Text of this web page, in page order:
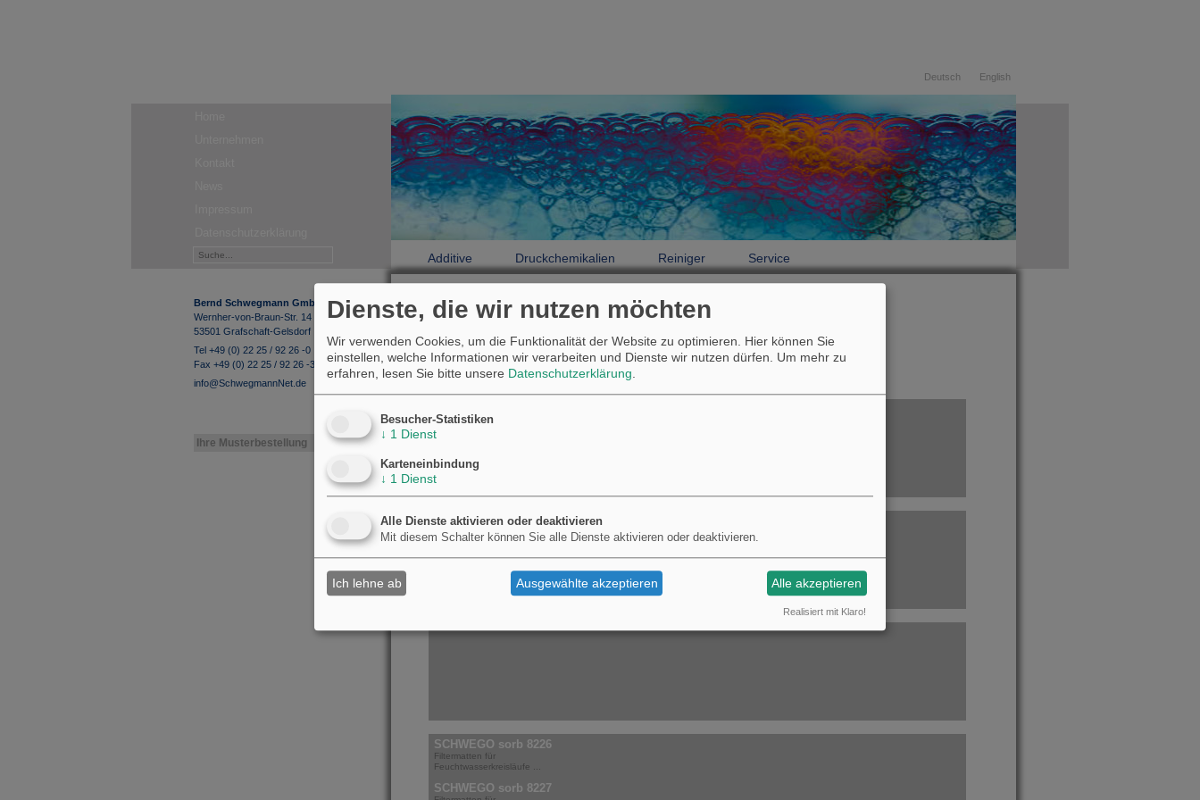
Deutsch English
Bernd Schwegmann GmbH & Co. KG
Wernher-von-Braun-Str. 14
53501 Grafschaft-Gelsdorf
Tel +49 (0) 22 25 / 92 26 -0
Fax +49 (0) 22 25 / 92 26 -33
info@SchwegmannNet.de
Ihre Musterbestellung
Additive Druckchemikalien Reiniger Service
Druckchemikalien Produktfinder
Produktfinder
Feuchtmittelzusätze
Druckbestäubungspuder
Waschmittel
Bogenoffset
Coldset
Heatset
Feuchtwasserkreislauf
Wasserbasiert
SCHWEGO sorb 8226
Filtermatten für
Feuchtwasserkreisläufe ...
SCHWEGO sorb 8227
Dienste, die wir nutzen möchten
Wir verwenden Cookies, um die Funktionalität der Website zu optimieren. Hier können Sie
einstellen, welche Informationen wir verarbeiten und Dienste wir nutzen dürfen.
Um mehr zu
erfahren, lesen Sie bitte unsere Datenschutzerklärung
Besucher-Statistiken
↓ 1 Dienst
Karteneinbindung
↓ 1 Dienst
Alle Dienste aktivieren oder deaktivieren
Mit diesem Schalter können Sie alle Dienste aktivieren oder deaktivieren.
Ich lehne ab Ausgewählte akzeptieren Alle akzeptieren
Realisiert mit Klaro!